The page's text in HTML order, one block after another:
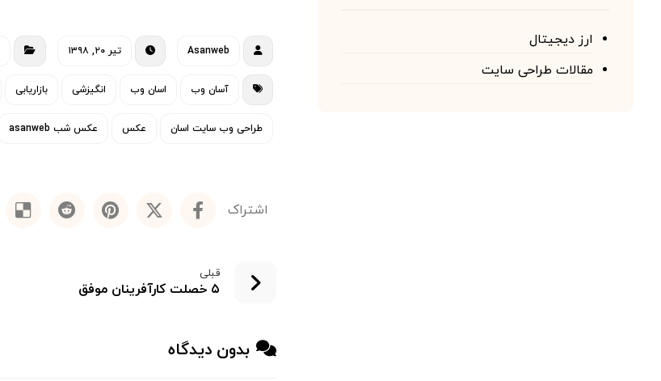
Asanweb تیر ۲۰, ۱۳۹۸
آسان وب اسان وب انگیزشی بازاریابی
طراحی وب سایت اسان عکس عکس شب asanweb
قبلی
۵ خصلت کارآفرینان موفق
بدون دیدگاه
ارز دیجیتال
مقالات طراحی سایت